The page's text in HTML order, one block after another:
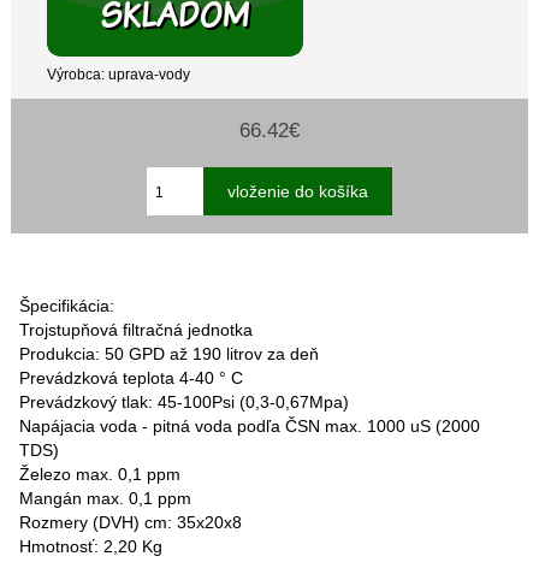
Výrobca: uprava-vody
66.42€
Špecifikácia:
Trojstupňová filtračná jednotka
Produkcia: 50 GPD až 190 litrov za deň
Prevádzková teplota 4-40 ° C
Prevádzkový tlak: 45-100Psi (0,3-0,67Mpa)
Napájacia voda - pitná voda podľa ČSN max. 1000 uS (2000
TDS)
Železo max. 0,1 ppm
Mangán max. 0,1 ppm
Rozmery (DVH) cm: 35x20x8
Hmotnosť: 2,20 Kg